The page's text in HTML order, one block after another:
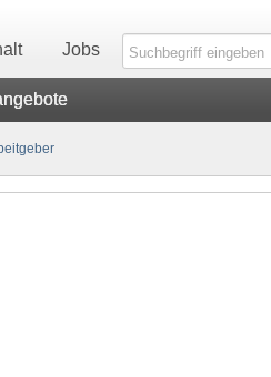
Jobs